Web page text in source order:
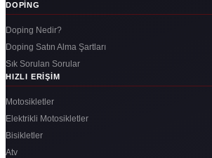
DOPING
Doping Nedir?
Doping Satın Alma Şartları
Sık Sorulan Sorular
HIZLI ERIŞIM
Motosikletler
Elektrikli Motosikletler
Bisikletler
Atv